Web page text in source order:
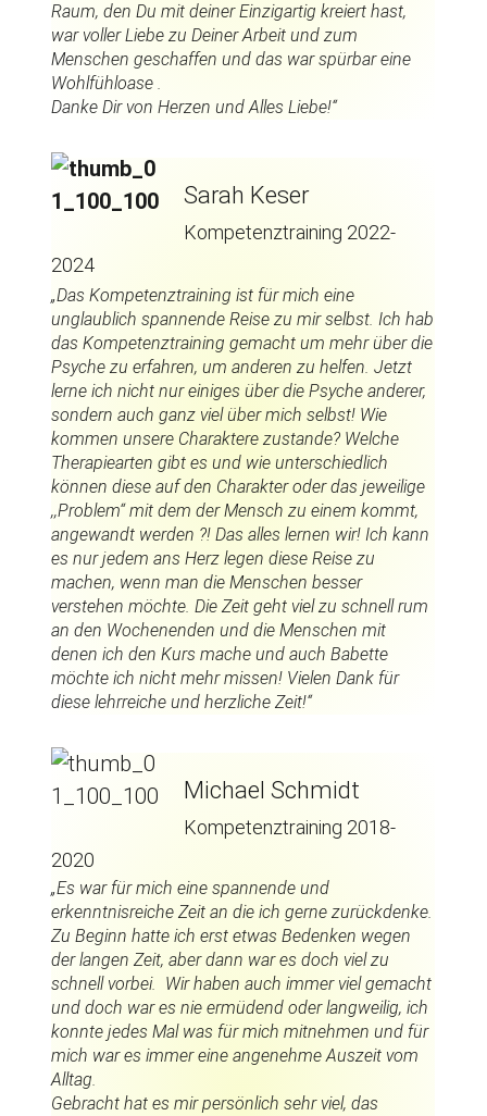
Raum, den Du mit deiner Einzigartig kreiert hast,
war voller Liebe zu Deiner Arbeit und zum
Menschen geschaffen und das war spürbar eine
Wohlfühloase .
Danke Dir von Herzen und Alles Liebe!“
Sarah Keser
Kompetenztraining 2022-
2024
„Das Kompetenztraining ist für mich eine
unglaublich spannende Reise zu mir selbst. Ich hab
das Kompetenztraining gemacht um mehr über die
Psyche zu erfahren, um anderen zu helfen. Jetzt
lerne ich nicht nur einiges über die Psyche anderer,
sondern auch ganz viel über mich selbst! Wie
kommen unsere Charaktere zustande? Welche
Therapiearten gibt es und wie unterschiedlich
können diese auf den Charakter oder das jeweilige
,,Problem‘‘ mit dem der Mensch zu einem kommt,
angewandt werden ?! Das alles lernen wir! Ich kann
es nur jedem ans Herz legen diese Reise zu
machen, wenn man die Menschen besser
verstehen möchte. Die Zeit geht viel zu schnell rum
an den Wochenenden und die Menschen mit
denen ich den Kurs mache und auch Babette
möchte ich nicht mehr missen! Vielen Dank für
diese lehrreiche und herzliche Zeit!“
Michael Schmidt
Kompetenztraining 2018-
2020
„Es war für mich eine spannende und
erkenntnisreiche Zeit an die ich gerne zurückdenke.
Zu Beginn hatte ich erst etwas Bedenken wegen
der langen Zeit, aber dann war es doch viel zu
schnell vorbei. Wir haben auch immer viel gemacht
und doch war es nie ermüdend oder langweilig, ich
konnte jedes Mal was für mich mitnehmen und für
mich war es immer eine angenehme Auszeit vom
Alltag.
Gebracht hat es mir persönlich sehr viel, das